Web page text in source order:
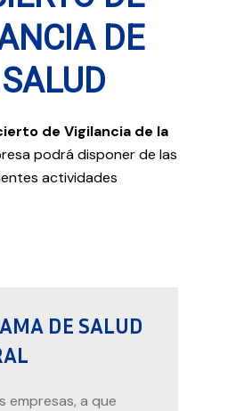
DE
de Vigilancia de la
podrá disponer de las
actividades
DE SALUD
empresas, a que